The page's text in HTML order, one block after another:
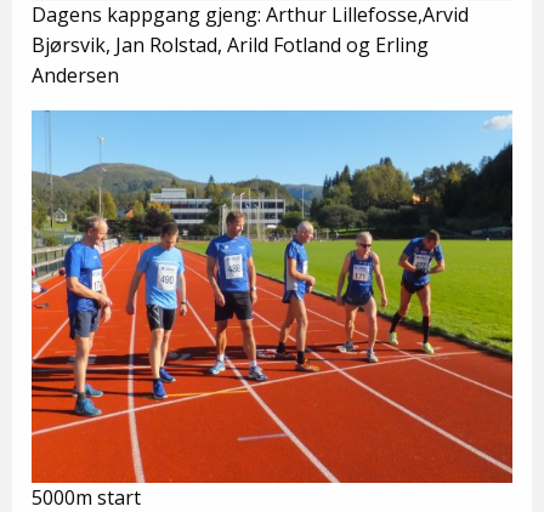
Dagens kappgang gjeng: Arthur Lillefosse,Arvid
Bjørsvik, Jan Rolstad, Arild Fotland og Erling
Andersen
5000m start